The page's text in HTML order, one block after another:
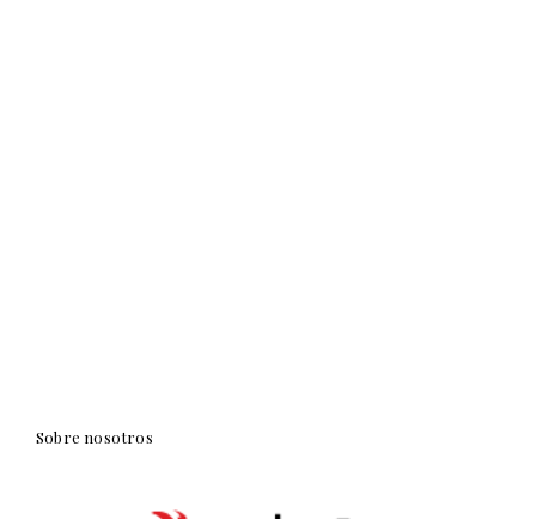
Sobre nosotros